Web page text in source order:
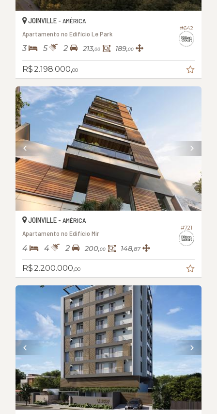
#642
JOINVILLE - AMÉRICA
Apartamento no Edifício Le Park
3 5 2 213,00 189,00
R$ 2.198.000,00
#721
JOINVILLE - AMÉRICA
Apartamento no Edifício Mir
4 4 2 200,00 148,87
R$ 2.200.000,00